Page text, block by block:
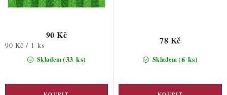
Skladem(33 ks)
90 Kč
Měrná
90 Kč / 1 ks
Skladem(6 ks)
78 Kč